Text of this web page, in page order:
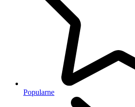
Popularne